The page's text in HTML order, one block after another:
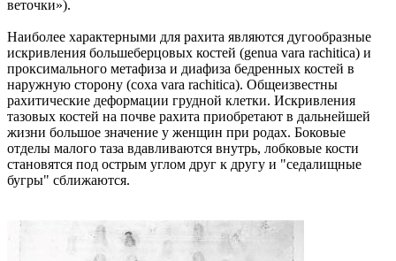
веточки»).
Наиболее характерными для рахита являются дугообразные
искривления большеберцовых костей (genua vara rachitica) и
проксимального метафиза и диафиза бедренных костей в
наружную сторону (coxa vara rachitica). Общеизвестны
рахитические деформации грудной клетки. Искривления
тазовых костей на почве рахита приобретают в дальнейшей
жизни большое значение у женщин при родах. Боковые
отделы малого таза вдавливаются внутрь, лобковые кости
становятся под острым углом друг к другу и "седалищные
бугры" сближаются.